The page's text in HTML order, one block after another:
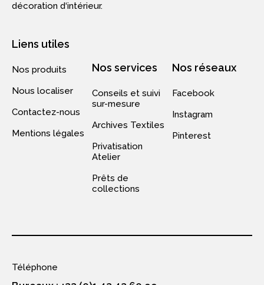
décoration d‘intérieur.
Liens utiles
Nos produits
Nous localiser
Contactez-nous
Mentions légales
Nos services
Conseils et suivi
sur-mesure
Archives Textiles
Privatisation
Atelier
Prêts de
collections
Nos réseaux
Facebook
Instagram
Pinterest
Téléphone